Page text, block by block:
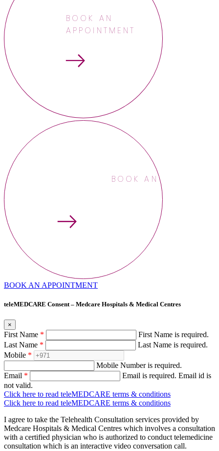
BOOK AN
APPOINTMENT
BOOK AN
BOOK AN APPOINTMENT
teleMEDCARE Consent – Medcare Hospitals & Medical Centres
×
First Name *
First Name is required.
Last Name *
Last Name is required.
Mobile *
Mobile Number is required.
Email * Email is required. Email id is
not valid.
Click here to read teleMEDCARE terms & conditions
Click here to read teleMEDCARE terms & conditions
I agree to take the Telehealth Consultation services provided by
Medcare Hospitals & Medical Centres which involves a consultation
with a certified physician who is authorized to conduct telemedicine
consultation which is an interactive video conversation call.